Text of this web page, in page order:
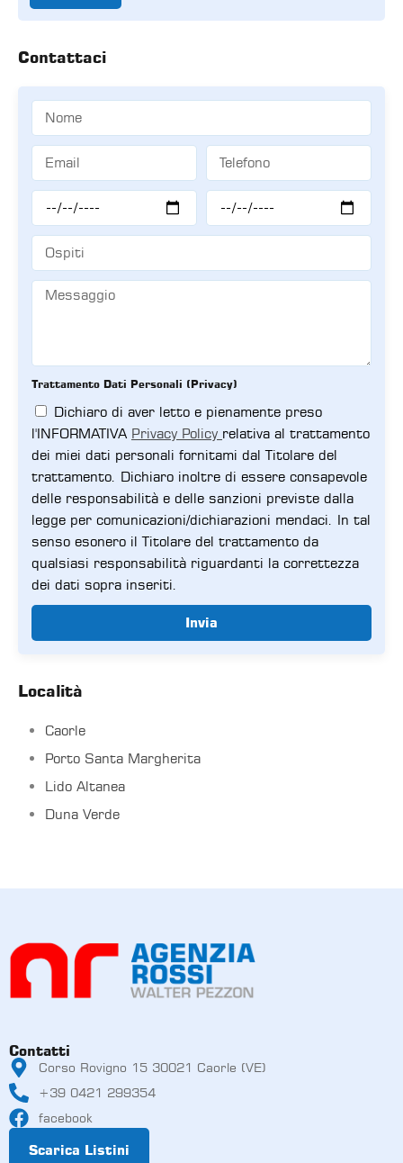
Contattaci
Trattamento Dati Personali (Privacy)
Dichiaro di aver letto e pienamente preso
l'INFORMATIVA Privacy Policy relativa al trattamento
dei miei dati personali fornitami dal Titolare del
trattamento. Dichiaro inoltre di essere consapevole
delle responsabilità e delle sanzioni previste dalla
legge per comunicazioni/dichiarazioni mendaci. In tal
senso esonero il Titolare del trattamento da
qualsiasi responsabilità riguardanti la correttezza
dei dati sopra inseriti.
Invia
Località
Caorle
Porto Santa Margherita
Lido Altanea
Duna Verde
Contatti
Corso Rovigno 15 30021 Caorle (VE)
+39 0421 299354
facebook
Scarica Listini